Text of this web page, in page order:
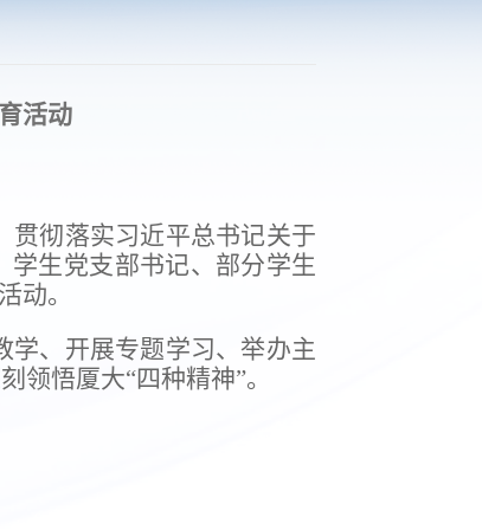
活动
贯彻落实习近平总书记关于
学生党支部书记、部分学生
动。
学、开展专题学习、举办主
悟厦大“四种精神”。